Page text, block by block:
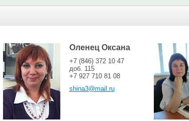
Оленец Оксана
+7 (846) 372 10 47
доб. 115
+7 927 710 81 08
shina3@mail.ru